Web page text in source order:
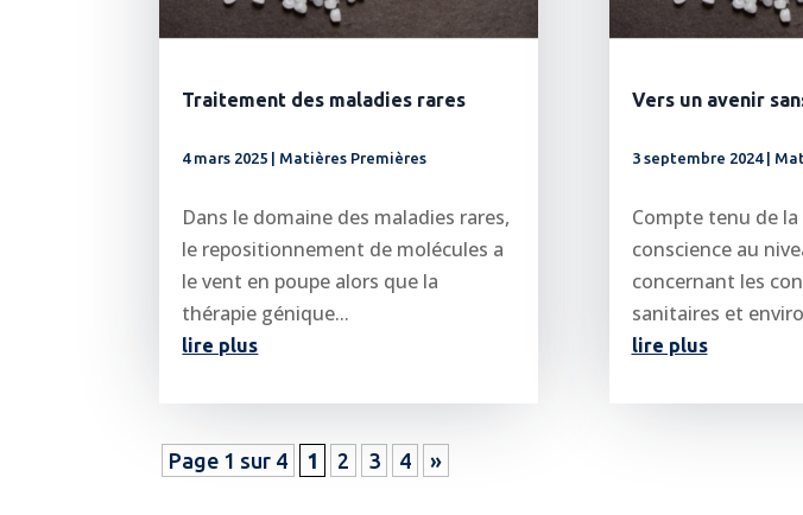
Traitement des maladies rares
4 mars 2025 | Matières Premières
Dans le domaine des maladies rares,
le repositionnement de molécules a
le vent en poupe alors que la
thérapie génique...
lire plus
Vers un avenir
3 septembre 2024|
Compte tenu de la
conscience au
concernant les
sanitaires et
lire plus
Page 1 sur 4 1 2 3 4 »